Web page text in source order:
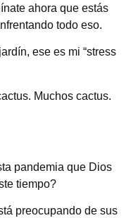
ahora que estás
todo eso.
ese es mi “stress
Muchos cactus.
pandemia que Dios
tiempo?
preocupando de sus